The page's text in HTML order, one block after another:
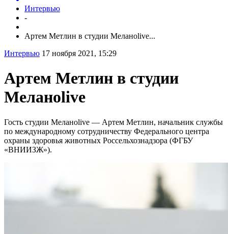
Интервью
-
Артем Метлин в студии Меланоlive...
Интервью 17 ноября 2021, 15:29
Артем Метлин в студии
Меланоlive
Гость студии Меланоlive — Артем Метлин, начальник службы
по международному сотрудничеству Федерального центра
охраны здоровья животных Россельхознадзора (ФГБУ
«ВНИИЗЖ»).